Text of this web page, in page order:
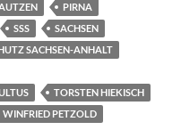
PIRNA
SSS
SACHSEN
SACHSEN-ANHALT
TORSTEN HIEKISCH
WINFRIED PETZOLD